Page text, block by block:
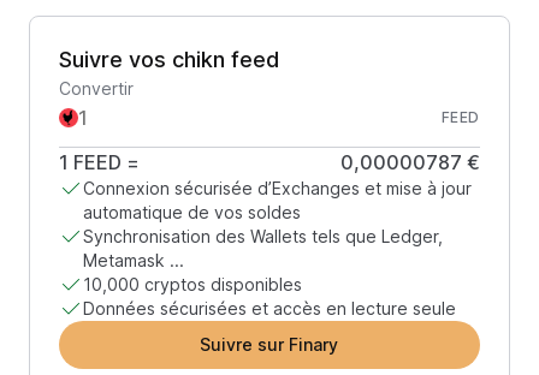
Suivre vos chikn feed
Convertir
FEED
1 FEED = 0,00000787 €
Connexion sécurisée d’Exchanges et mise à jour
automatique de vos soldes
Synchronisation des Wallets tels que Ledger,
Metamask ...
10,000 cryptos disponibles
Données sécurisées et accès en lecture seule
Suivre sur Finary